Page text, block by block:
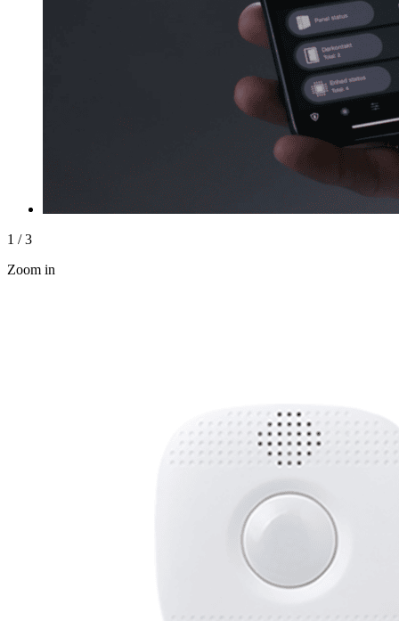
1 /3
Zoom in